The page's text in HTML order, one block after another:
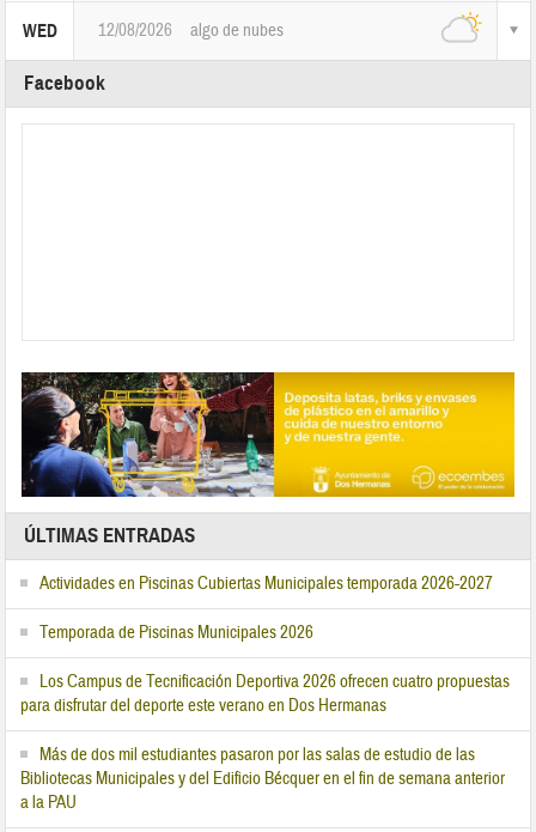
WED 12/08/2026 algo de nubes
Facebook
ÚLTIMAS ENTRADAS
Actividades en Piscinas Cubiertas Municipales temporada 2026-2027
Temporada de Piscinas Municipales 2026
Los Campus de Tecnificación Deportiva 2026 ofrecen cuatro propuestas
para disfrutar del deporte este verano en Dos Hermanas
Más de dos mil estudiantes pasaron por las salas de estudio de las
Bibliotecas Municipales y del Edificio Bécquer en el fin de semana anterior
a la PAU